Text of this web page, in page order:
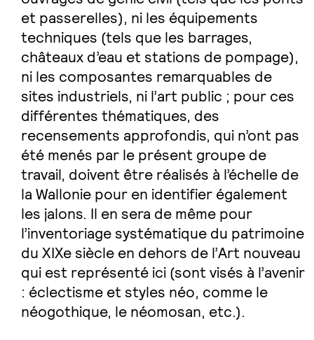
et passerelles), ni les équipements
techniques (tels que les barrages,
châteaux d’eau et stations de pompage),
ni les composantes remarquables de
sites industriels, ni l’art public ; pour ces
différentes thématiques, des
recensements approfondis, qui n’ont pas
été menés par le présent groupe de
travail, doivent être réalisés à l’échelle de
la Wallonie pour en identifier également
les jalons. Il en sera de même pour
l’inventoriage systématique du patrimoine
du XIXe siècle en dehors de l’Art nouveau
qui est représenté ici (sont visés à l’avenir
: éclectisme et styles néo, comme le
néogothique, le néomosan, etc.).